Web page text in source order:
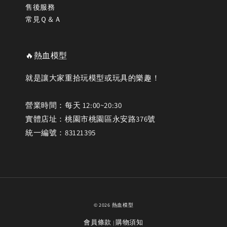
售後服務
常見Ｑ＆Ａ
🔥熱血模型
就是讓大家重拾玩模型或玩具的樂趣！
營業時間：每天 12:00~20:30
實體店址：桃園市桃園區永安路376號
統一編號：83121395
© 2026 熱血模型
會員條款 |購物須知